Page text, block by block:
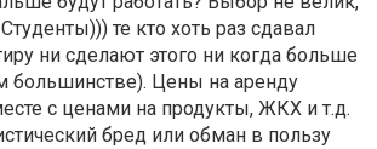
те кто хоть раз сдавал
ни сделают этого ни когда больше
Цены на аренду
с ценами на продукты, ЖКХ и т.д.
бред или обман в пользу